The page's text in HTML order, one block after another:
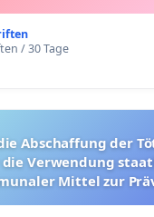
/ 30 Tage
Verwendung
Mittel zur